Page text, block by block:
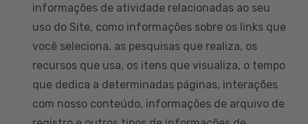
informações de atividade relacionadas ao seu
uso do Site, como informações sobre os links que
você seleciona, as pesquisas que realiza, os
recursos que usa, os itens que visualiza, o tempo
que dedica a determinadas páginas, interações
com nosso conteúdo, informações de arquivo de